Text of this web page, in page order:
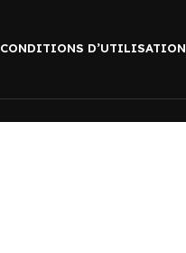
CONDITIONS D’UTILISATION